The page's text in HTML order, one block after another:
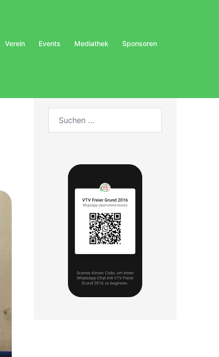
Verein Events Mediathek
Sponsoren